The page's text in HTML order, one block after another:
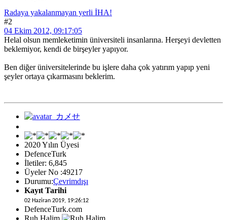
Radaya yakalanmayan yerli İHA!
#2
04 Ekim 2012, 09:17:05
Helal olsun memleketimin üniversiteli insanlarına. Herşeyi devletten
beklemiyor, kendi de birşeyler yapıyor.
Ben diğer üniversitelerinde bu işlere daha çok yatırım yapıp yeni
şeyler ortaya çıkarmasını beklerim.
2020 Yılın Üyesi
DefenceTurk
İletiler: 6,845
Üyeler No :49217
Durumu:Çevrimdışı
Kayıt Tarihi
02 Haziran 2019, 19:26:12
DefenceTurk.com
Ruh Halim